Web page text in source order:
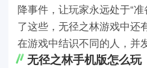
降事件，让玩家永远处于“
了这些，无径之林游戏中还
在游戏中结识不同的人，并
无径之林手机版怎么玩